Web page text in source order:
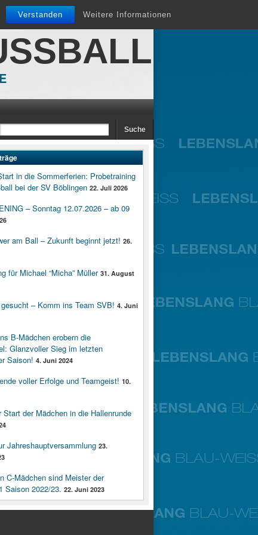
Verstanden Weitere Informationen
in die Sommerferien: Probetraining
bei der SV Böblingen 22. Juli 2026
– Sonntag 12.07.2026 – ab 09
am Ball – Zukunft beginnt jetzt! 26.
für Michael “Micha” Müller 31. August
– Komm ins Team SVB! 4. Juni
B-Mädchen erobern die
Glanzvoller Sieg im letzten
Saison! 4. Juni 2024
voller Erfolge und Teamgeist! 10.
Start der Mädchen in die Hallenrunde
Jahreshauptversammlung 23.
C-Mädchen sind Meister der
Saison 2022/23. 22. Juni 2023